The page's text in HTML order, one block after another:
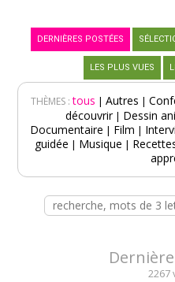
DERNIÈRES POSTÉES
LES PLUS VUES
THÈMES :tous | Autres |
découvrir| Dessin
Documentaire | Film |
guidée | Musique |
2267